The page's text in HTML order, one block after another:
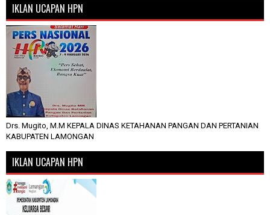
IKLAN UCAPAN HPN
Drs. Mugito, M.M KEPALA DINAS KETAHANAN PANGAN DAN PERTANIAN
KABUPATEN LAMONGAN
IKLAN UCAPAN HPN